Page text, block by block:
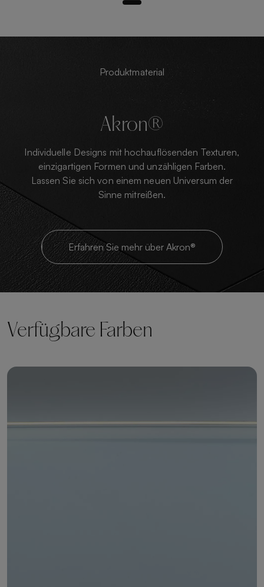
Produktmaterial
Akron®
Individuelle Designs mit hochauflösenden Texturen,
einzigartigen Formen und unzähligen Farben.
Lassen Sie sich von einem neuen Universum der
Sinne mitreißen.
Erfahren Sie mehr über Akron®
Verfügbare Farben